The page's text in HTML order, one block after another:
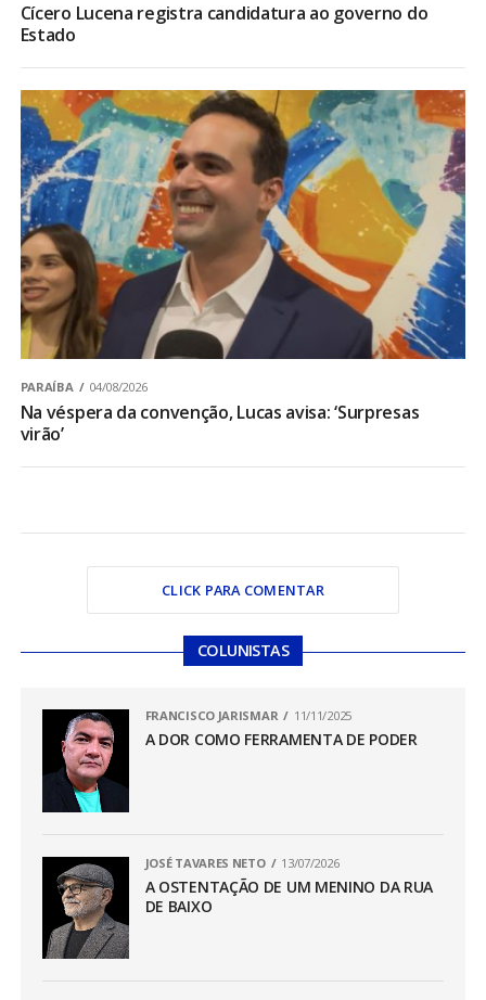
Cícero Lucena registra candidatura ao governo do
Estado
PARAÍBA 04/08/2026
Na véspera da convenção, Lucas avisa: ‘Surpresas
virão’
CLICK PARA COMENTAR
COLUNISTAS
FRANCISCO JARISMAR 11/11/2025
A DOR COMO FERRAMENTA DE PODER
JOSÉ TAVARES NETO 13/07/2026
A OSTENTAÇÃO DE UM MENINO DA RUA
DE BAIXO